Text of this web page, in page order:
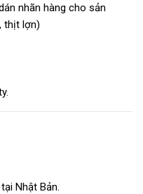
nhãn hàng cho sản
thịt lợn)
Nhật Bản.